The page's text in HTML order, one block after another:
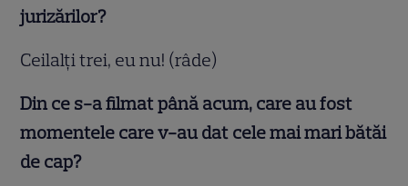
jurizărilor?
Ceilalți trei, eu nu! (râde)
Din ce s-a filmat până acum, care au fost
momentele care v-au dat cele mai mari bătăi
de cap?